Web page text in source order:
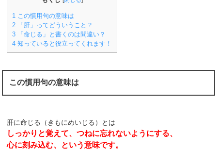
1 この慣用句の意味は
2 「肝」ってどういうこと？
3 「命じる」と書くのは間違い？
4 知っていると役立ってくれます！
この慣用句の意味は
肝に命じる（きもにめいじる）とは
しっかりと覚えて、つねに忘れないようにする、
心に刻み込む、という意味です。